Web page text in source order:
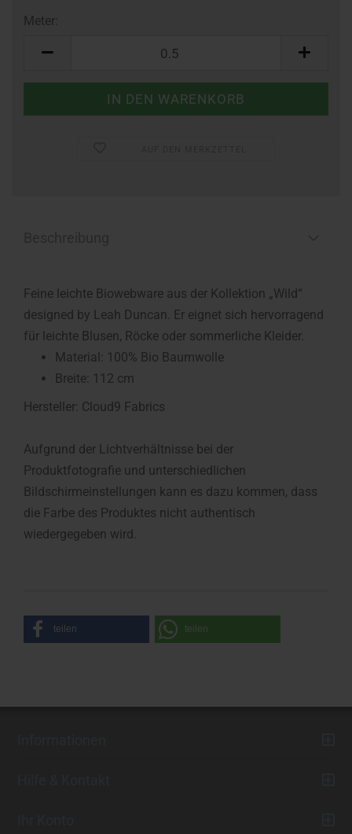
Meter:
Feine leichte Biowebware aus der Kollektion „Wild“
designed by Leah Duncan. Er eignet sich hervorragend
für leichte Blusen, Röcke oder sommerliche Kleider.
Material: 100% Bio Baumwolle
Breite: 112 cm
Hersteller: Cloud9 Fabrics
Aufgrund der Lichtverhältnisse bei der
Produktfotografie und unterschiedlichen
Bildschirmeinstellungen kann es dazu kommen, dass
die Farbe des Produktes nicht authentisch
wiedergegeben wird.
teilen teilen